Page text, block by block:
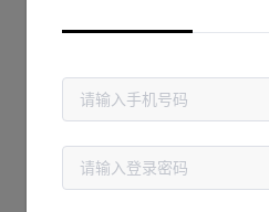
抱歉!
请检查您输入的网址是否正确，或点